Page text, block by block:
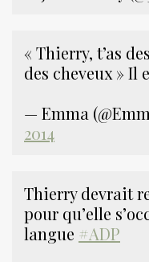
« Thierry, t’as
des cheveux » Il
— Emma
2014
Thierry devrait
pour qu’elle
langue #ADP